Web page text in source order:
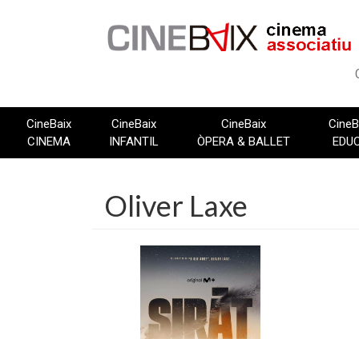
CineBaix
CINEMA
CineBaix
INFANTIL
CineBaix
ÒPERA & BALLET
Oliver Laxe